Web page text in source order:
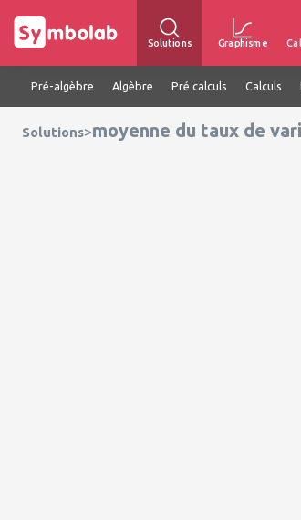
Solutions Graphisme
Pré-algèbre Algèbre Pré calculs Calculs
Solutions>moyenne du taux de